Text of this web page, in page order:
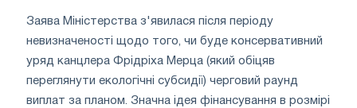
Заява Міністерства з'явилася після періоду
невизначеності щодо того, чи буде консервативний
уряд канцлера Фрідріха Мерца (який обіцяв
переглянути екологічні субсидії) черговий раунд
виплат за планом. Значна ідея фінансування в розмірі